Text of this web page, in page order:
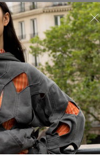
Оплата и доставка